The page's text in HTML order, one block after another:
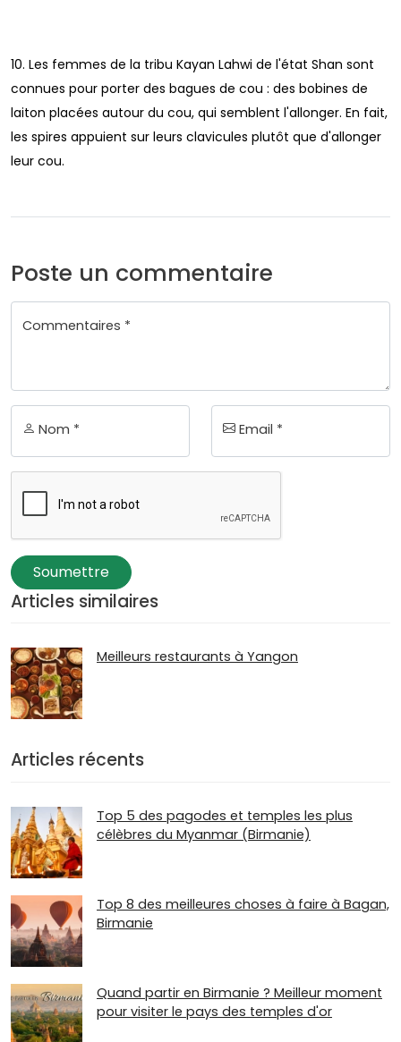
10. Les femmes de la tribu Kayan Lahwi de l'état Shan sont
connues pour porter des bagues de cou : des bobines de
laiton placées autour du cou, qui semblent l'allonger. En fait,
les spires appuient sur leurs clavicules plutôt que d'allonger
leur cou.
Poste un commentaire
Commentaires *
Nom * Email *
Soumettre
Articles similaires
Meilleurs restaurants à Yangon
Articles récents
Top 5 des pagodes et temples les plus
célèbres du Myanmar (Birmanie)
Top 8 des meilleures choses à faire à Bagan,
Birmanie
Quand partir en Birmanie ? Meilleur moment
pour visiter le pays des temples d'or